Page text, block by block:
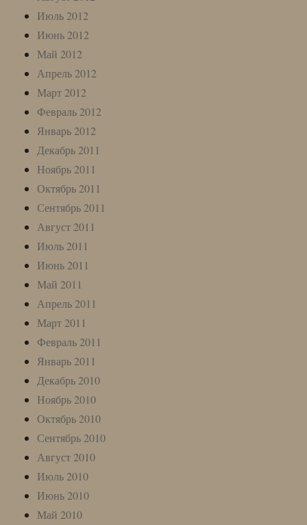
Июль 2012
Июнь 2012
Май 2012
Апрель 2012
Март 2012
Февраль 2012
Январь 2012
Декабрь 2011
Ноябрь 2011
Октябрь 2011
Сентябрь 2011
Август 2011
Июль 2011
Июнь 2011
Май 2011
Апрель 2011
Март 2011
Февраль 2011
Январь 2011
Декабрь 2010
Ноябрь 2010
Октябрь 2010
Сентябрь 2010
Август 2010
Июль 2010
Июнь 2010
Май 2010